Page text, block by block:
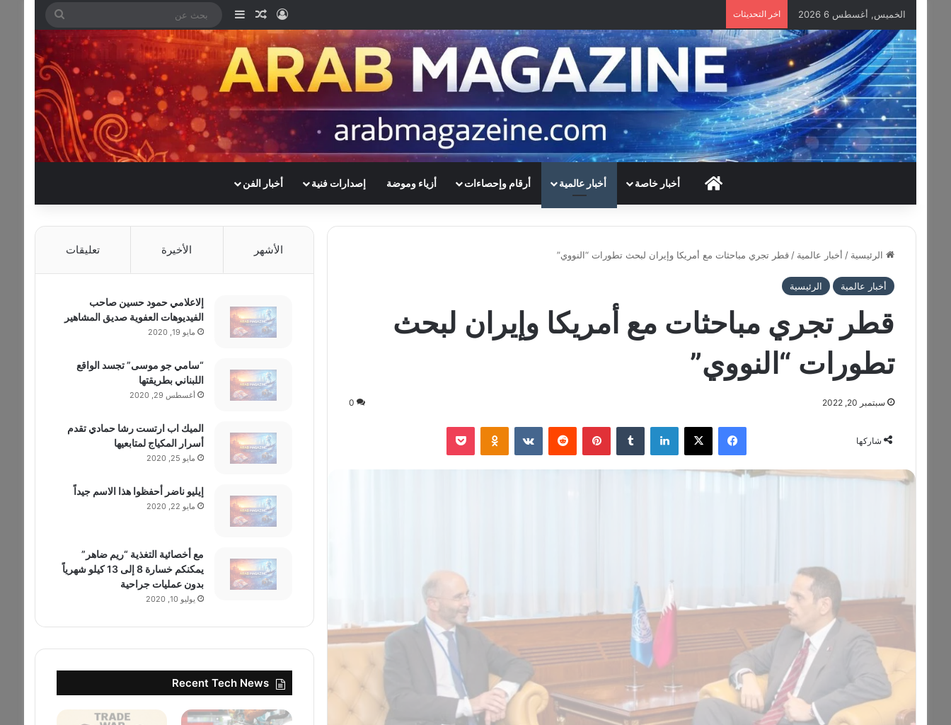
الخميس, أغسطس 6 2026 اخر التحديثات تسجيل الدخول
مقال عشوائي
إضافة عمود جانبي
عن
HOMEأخبار خاصة أخبار عالمية أرقام وإحصاءات أزياء وموضة إصدارات فنية أخبار الفن
الرئيسية / أخبار عالمية / قطر تجري مباحثات مع أمريكا وإيران لبحث تطورات “النووي”
أخبار عالمية الرئيسية
قطر تجري مباحثات مع أمريكا وإيران لبحث
تطورات “النووي”
سبتمبر 20, 2022 0
شاركها
فيسبوك ‫X لينكدإن ‏Tumblr بينتيريست ‏Reddit
‏VKontakte
Odnoklassniki
‫Pocket
الأشهر الأخيرة تعليقات
إلاعلامي حمود حسين صاحب
الفيديوهات العفوية صديق المشاهير
مايو 19, 2020
“سامي جو موسى” تجسد الواقع
اللبناني بطريقتها
أغسطس 29, 2020
الميك اب ارتست رشا حمادي تقدم
أسرار المكياج لمتابعيها
مايو 25, 2020
إيليو ناضر أحفظوا هذا الاسم جيداً
مايو 22, 2020
مع أخصائية التغذية “ريم ضاهر”
يمكنكم خسارة 8 إلى 13 كيلو شهرياً
بدون عمليات جراحية
يوليو 10, 2020
Recent Tech News